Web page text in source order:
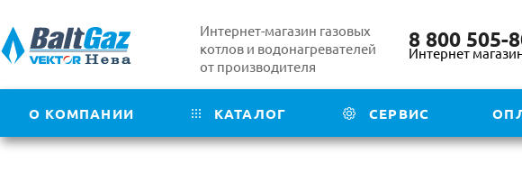
Интернет-магазин газовых
котлов и водонагревателей
от производителя
8 800 505-
Интернет
О КОМПАНИИ КАТАЛОГ СЕРВИС